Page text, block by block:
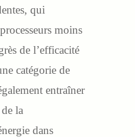
qui
moins
de l’efficacité
catégorie de
entraîner
la
dans